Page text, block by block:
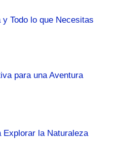
Todo lo que Necesitas
para una Aventura
Explorar la Naturaleza